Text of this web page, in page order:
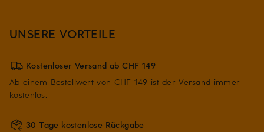
UNSERE VORTEILE
Kostenloser Versand ab CHF 149
Ab einem Bestellwert von CHF 149 ist der Versand immer
kostenlos.
30 Tage kostenlose Rückgabe